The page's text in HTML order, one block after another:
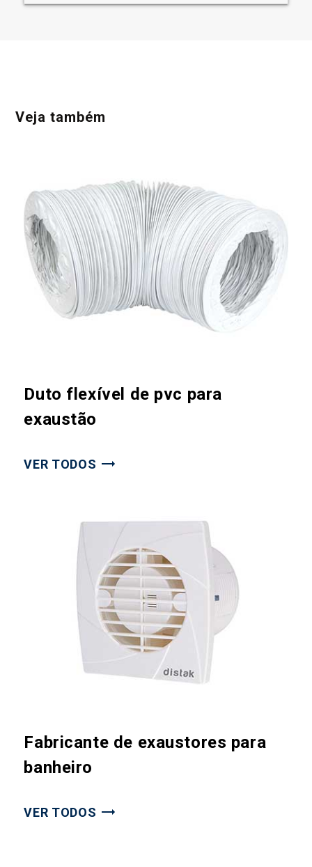
Veja também
Duto flexível de pvc para
exaustão
VER TODOS
Fabricante de exaustores para
banheiro
VER TODOS